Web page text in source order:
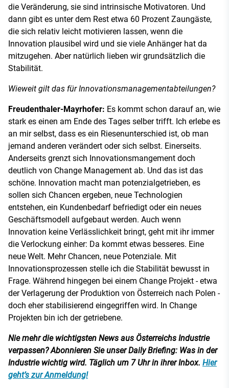
die Veränderung, sie sind intrinsische Motivatoren. Und
dann gibt es unter dem Rest etwa 60 Prozent Zaungäste,
die sich relativ leicht motivieren lassen, wenn die
Innovation plausibel wird und sie viele Anhänger hat da
mitzugehen. Aber natürlich lieben wir grundsätzlich die
Stabilität.
Wieweit gilt das für Innovationsmanagementabteilungen?
Freudenthaler-Mayrhofer: Es kommt schon darauf an, wie
stark es einen am Ende des Tages selber trifft. Ich erlebe es
an mir selbst, dass es ein Riesenunterschied ist, ob man
jemand anderen verändert oder sich selbst. Einerseits.
Anderseits grenzt sich Innovationsmangement doch
deutlich von Change Management ab. Und das ist das
schöne. Innovation macht man potenzialgetrieben, es
sollen sich Chancen ergeben, neue Technologien
entstehen, ein Kundenbedarf befriedigt oder ein neues
Geschäftsmodell aufgebaut werden. Auch wenn
Innovation keine Verlässlichkeit bringt, geht mit ihr immer
die Verlockung einher: Da kommt etwas besseres. Eine
neue Welt. Mehr Chancen, neue Potenziale. Mit
Innovationsprozessen stelle ich die Stabilität bewusst in
Frage. Während hingegen bei einem Change Projekt - etwa
der Verlagerung der Produktion von Österreich nach Polen -
doch eher stabilisierend eingegriffen wird. In Change
Projekten bin ich der getriebene.
Nie mehr die wichtigsten News aus Österreichs Industrie
verpassen? Abonnieren Sie unser Daily Briefing: Was in der
Industrie wichtig wird. Täglich um 7 Uhr in ihrer Inbox. Hier
geht’s zur Anmeldung!